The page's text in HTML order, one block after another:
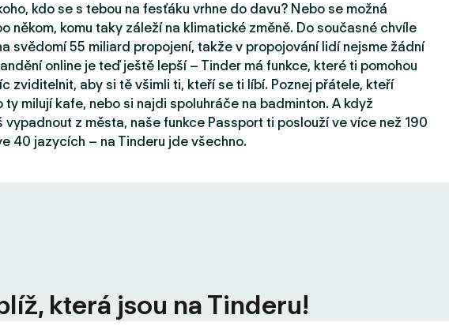
kdo se s tebou na fesťáku vrhne do davu? Nebo se možná
někom, komu taky záleží na klimatické změně. Do současné chvíle
svědomí 55 miliard propojení, takže v propojování lidí nejsme žádní
online je teď ještě lepší – Tinder má funkce, které ti pomohou
zviditelnit, aby si tě všimli ti, kteří se ti líbí. Poznej přátele, kteří
ty milují kafe, nebo si najdi spoluhráče na badminton. A když
vypadnout z města, naše funkce Passport ti poslouží ve více než 190
40 jazycích – na Tinderu jde všechno.
která jsou na Tinderu!